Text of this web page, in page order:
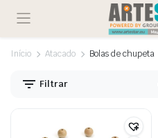
Início Atacado Bolas de chupeta
Filtrar